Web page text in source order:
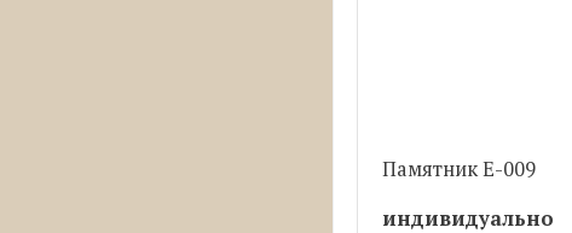
Памятник Е-009
индивидуально